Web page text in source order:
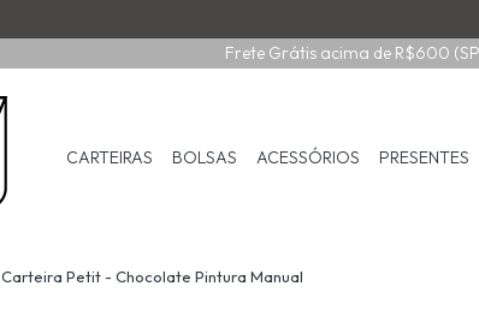
Frete Grátis acima de R$600
CARTEIRAS BOLSAS ACESSÓRIOS PRESENTES
Carteira Petit - Chocolate Pintura Manual